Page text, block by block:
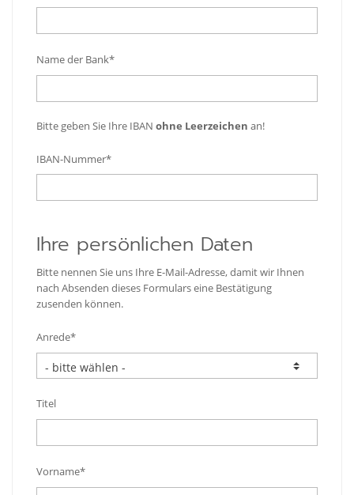
Name der Bank*
Bitte geben Sie Ihre IBAN ohne Leerzeichen an!
IBAN-Nummer*
Ihre persönlichen Daten
Bitte nennen Sie uns Ihre E-Mail-Adresse, damit wir Ihnen
nach Absenden dieses Formulars eine Bestätigung
zusenden können.
Anrede*
Titel
Vorname*